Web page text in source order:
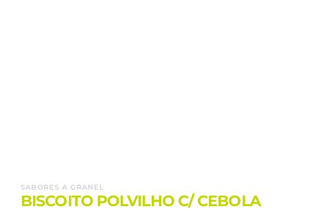
SABORES A GRANEL
BISCOITO POLVILHO C/ CEBOLA